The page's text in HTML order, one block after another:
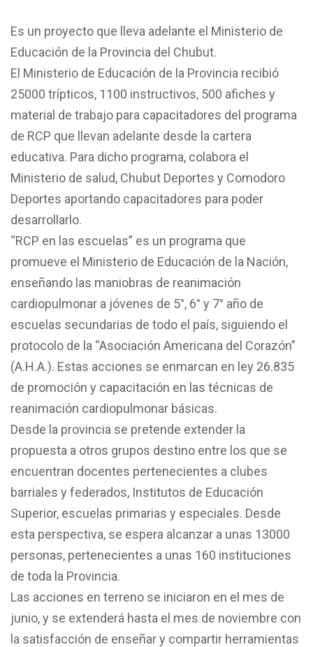
Es un proyecto que lleva adelante el Ministerio de
Educación de la Provincia del Chubut.
El Ministerio de Educación de la Provincia recibió
25000 trípticos, 1100 instructivos, 500 afiches y
material de trabajo para capacitadores del programa
de RCP que llevan adelante desde la cartera
educativa. Para dicho programa, colabora el
Ministerio de salud, Chubut Deportes y Comodoro
Deportes aportando capacitadores para poder
desarrollarlo.
“RCP en las escuelas” es un programa que
promueve el Ministerio de Educación de la Nación,
enseñando las maniobras de reanimación
cardiopulmonar a jóvenes de 5°, 6° y 7° año de
escuelas secundarias de todo el país, siguiendo el
protocolo de la “Asociación Americana del Corazón”
(A.H.A.). Estas acciones se enmarcan en ley 26.835
de promoción y capacitación en las técnicas de
reanimación cardiopulmonar básicas.
Desde la provincia se pretende extender la
propuesta a otros grupos destino entre los que se
encuentran docentes pertenecientes a clubes
barriales y federados, Institutos de Educación
Superior, escuelas primarias y especiales. Desde
esta perspectiva, se espera alcanzar a unas 13000
personas, pertenecientes a unas 160 instituciones
de toda la Provincia.
Las acciones en terreno se iniciaron en el mes de
junio, y se extenderá hasta el mes de noviembre con
la satisfacción de enseñar y compartir herramientas